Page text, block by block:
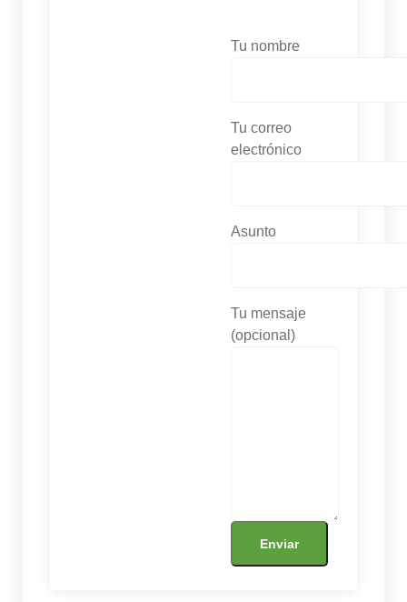
Tu nombre
Tu correo
electrónico
Asunto
Tu mensaje
(opcional)